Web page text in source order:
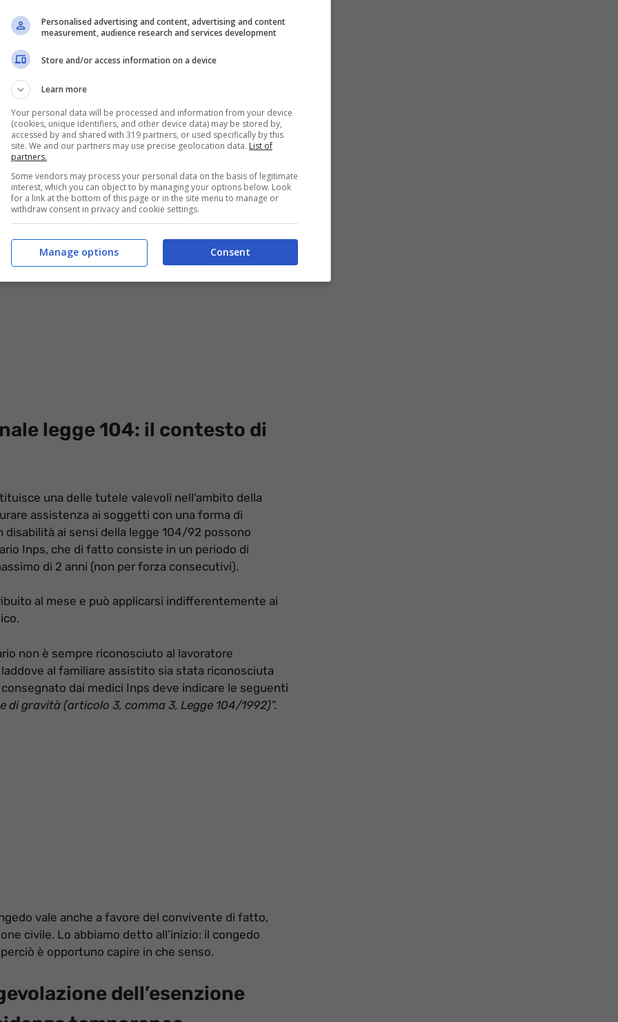
in oggetto, che dobbiamo ricordare subito:
la perdita dell’ esenzione IMU.
articolo, vedremo come fare a sfruttare il
allora come fare per mantenere il beneficio e non
tributo varato dal governo Monti nella manovra
sul possesso dei beni immobiliari. I dettagli.
legge 104: il contesto di
una delle tutele valevoli nell’ambito della
assistenza ai soggetti con una forma di
ai sensi della legge 104/92 possono
Inps, che di fatto consiste in un periodo di
di 2 anni (non per forza consecutivi).
al mese e può applicarsi indifferentemente ai
non è sempre riconosciuto al lavoratore
al familiare assistito sia stata riconosciuta
dai medici Inps deve indicare le seguenti
di gravità (articolo 3, comma 3, Legge 104/1992)”.
vale anche a favore del convivente di fatto,
civile. Lo abbiamo detto all’inizio: il congedo
è opportuno capire in che senso.
dell’esenzione
Personalised advertising and content, advertising and content
measurement, audience research and services development
Store and/or access information on a device
Learn more
Your personal data will be processed and information from your device
(cookies, unique identifiers, and other device data) may be stored by,
accessed by and shared with 319 partners, or used specifically by this
site. We and our partners may use precise geolocation data. List of
partners.
Some vendors may process your personal data on the basis of legitimate
interest, which you can object to by managing your options below. Look
for a link at the bottom of this page or in the site menu to manage or
withdraw consent in privacy and cookie settings.
Consent
Manage options